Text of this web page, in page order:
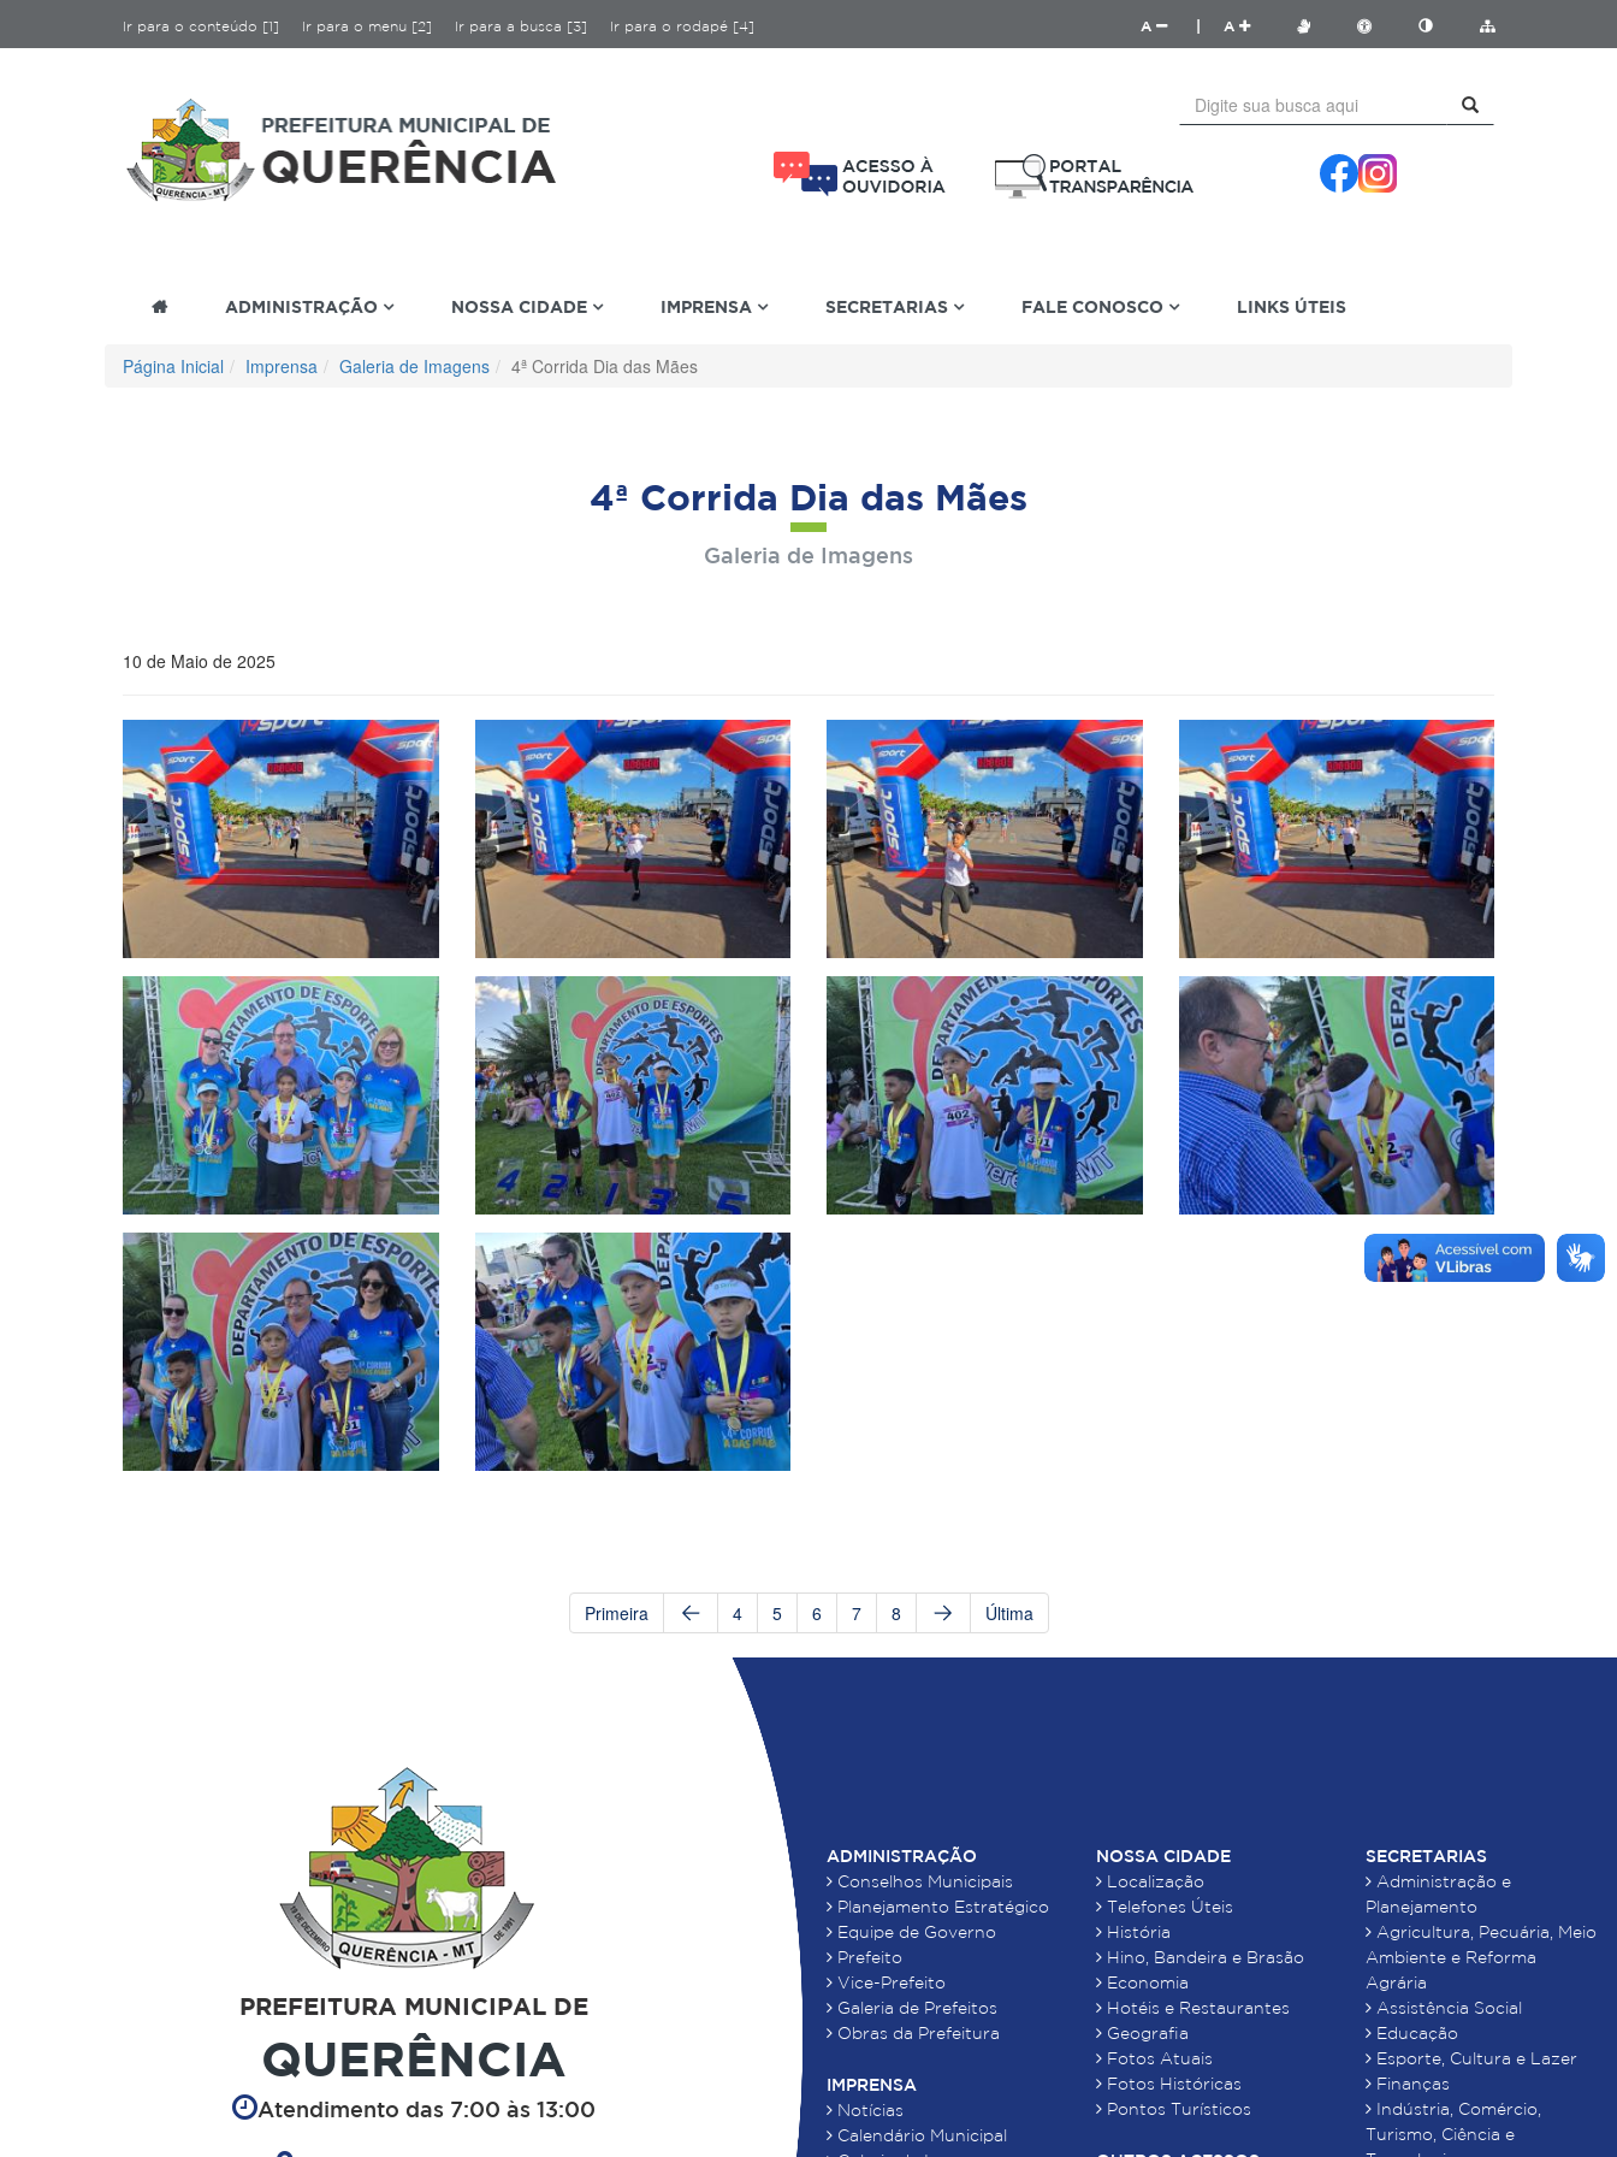
Ir para o conteúdo [1] Ir para o menu [2] Ir para a busca [3] Ir para o rodapé [4] A A
ADMINISTRAÇÃO NOSSA CIDADE IMPRENSA SECRETARIAS FALE CONOSCO LINKS ÚTEIS
Página Inicial Imprensa Galeria de Imagens 4ª Corrida Dia das Mães
4ª Corrida Dia das Mães
Galeria de Imagens
10 de Maio de 2025
Primeira 4 5 6 7 8 Última
PREFEITURA MUNICIPAL DE
QUERÊNCIA
Atendimento das 7:00 às 13:00
ADMINISTRAÇÃO
Conselhos Municipais
Planejamento Estratégico
Equipe de Governo
Prefeito
Vice-Prefeito
Galeria de Prefeitos
Obras da Prefeitura
IMPRENSA
Notícias
Calendário Municipal
NOSSA CIDADE
Localização
Telefones Úteis
História
Hino, Bandeira e Brasão
Economia
Hotéis e Restaurantes
Geografia
Fotos Atuais
Fotos Históricas
Pontos Turísticos
SECRETARIAS
Administração e
Planejamento
Agricultura, Pecuária, Meio
Ambiente e Reforma
Agrária
Assistência Social
Educação
Esporte, Cultura e Lazer
Finanças
Indústria, Comércio,
Turismo, Ciência e